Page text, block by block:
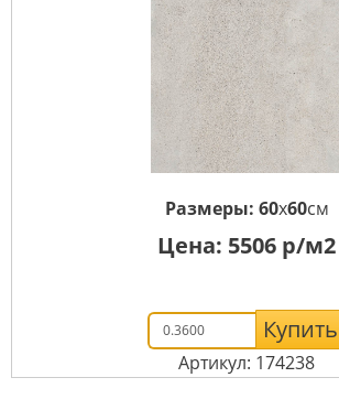
Размеры: 60x60см
Цена: 5506 р/м2
Купить
Артикул: 174238